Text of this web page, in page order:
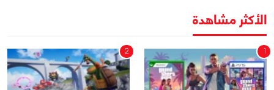
الأكثر مشاهدة
1
2